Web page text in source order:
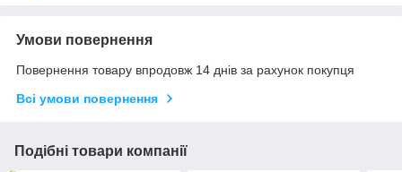
Умови повернення
Повернення товару впродовж 14 днів за рахунок покупця
Всі умови повернення
Подібні товари компанії